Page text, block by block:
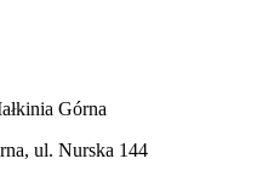
Górna
ul. Nurska 144